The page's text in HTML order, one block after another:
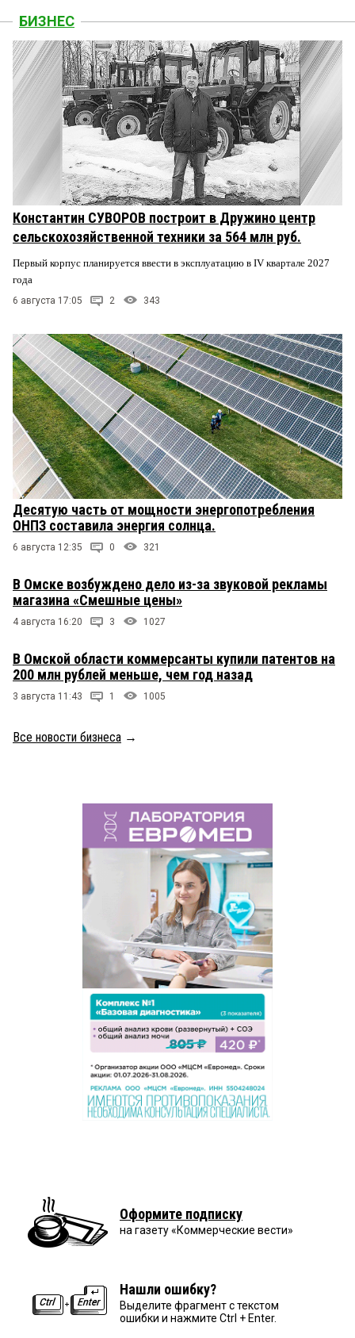
БИЗНЕС
Константин СУВОРОВ построит в Дружино центр
сельскохозяйственной техники за 564 млн руб.
Первый корпус планируется ввести в эксплуатацию в IV квартале 2027
года
6 августа 17:05 2 343
Десятую часть от мощности энергопотребления
ОНПЗ составила энергия солнца.
6 августа 12:35 0 321
В Омске возбуждено дело из-за звуковой рекламы
магазина «Смешные цены»
4 августа 16:20 3 1027
В Омской области коммерсанты купили патентов на
200 млн рублей меньше, чем год назад
3 августа 11:43 1 1005
Все новости бизнеса →
Оформите подписку
на газету «Коммерческие вести»
Нашли ошибку?
Выделите фрагмент с текстом
ошибки и нажмите Ctrl + Enter.